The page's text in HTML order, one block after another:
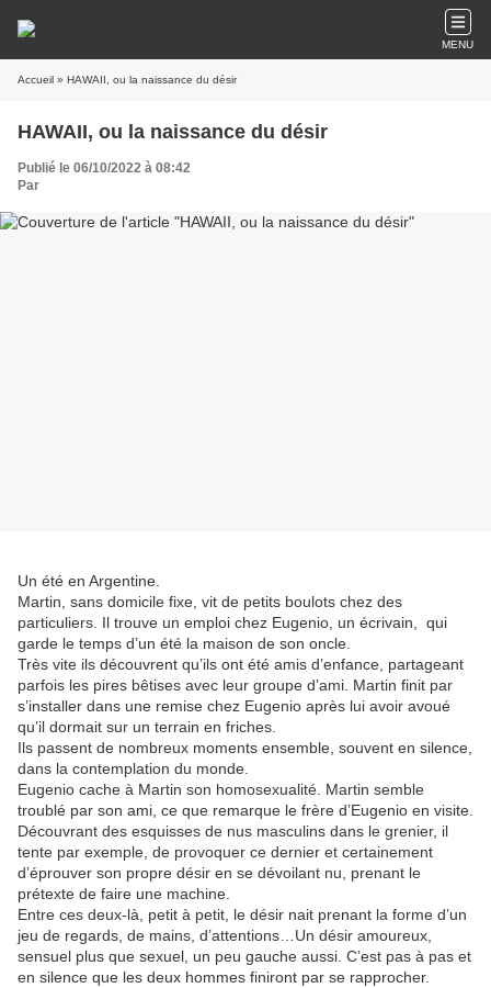
MENU
Accueil » HAWAII, ou la naissance du désir
HAWAII, ou la naissance du désir
Publié le 06/10/2022 à 08:42
Par
Un été en Argentine.
Martin, sans domicile fixe, vit de petits boulots chez des
particuliers. Il trouve un emploi chez Eugenio, un écrivain, qui
garde le temps d’un été la maison de son oncle.
Très vite ils découvrent qu’ils ont été amis d’enfance, partageant
parfois les pires bêtises avec leur groupe d’ami. Martin finit par
s’installer dans une remise chez Eugenio après lui avoir avoué
qu’il dormait sur un terrain en friches.
Ils passent de nombreux moments ensemble, souvent en silence,
dans la contemplation du monde.
Eugenio cache à Martin son homosexualité. Martin semble
troublé par son ami, ce que remarque le frère d’Eugenio en visite.
Découvrant des esquisses de nus masculins dans le grenier, il
tente par exemple, de provoquer ce dernier et certainement
d’éprouver son propre désir en se dévoilant nu, prenant le
prétexte de faire une machine.
Entre ces deux-là, petit à petit, le désir nait prenant la forme d’un
jeu de regards, de mains, d’attentions…Un désir amoureux,
sensuel plus que sexuel, un peu gauche aussi. C’est pas à pas et
en silence que les deux hommes finiront par se rapprocher.